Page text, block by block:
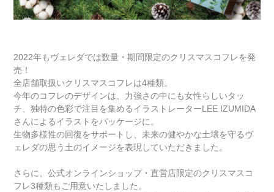
2022年もヴェレダでは数量・期間限定のクリスマスコフレを発
売！
全店舗取扱いクリスマスコフレは4種類。
今年のコフレのデザインは、力強さの中にも女性らしいタッ
チ、独特の色彩で注目を集めるイラストレーターLEE IZUMIDA
さんによるイラストをパッケージに。
生物多様性の回復をサポートし、未来の健やかな土壌を守るヴ
ェレダの思う土のイメージを表現していただきました。
さらに、公式オンラインショップ・直営店限定のクリスマスコ
フレ3種類もご用意いたしました。